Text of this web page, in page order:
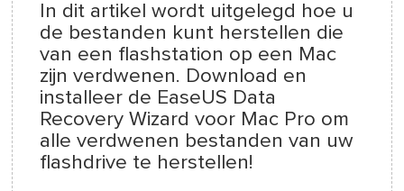
In dit artikel wordt uitgelegd hoe u
de bestanden kunt herstellen die
van een flashstation op een Mac
zijn verdwenen. Download en
installeer de EaseUS Data
Recovery Wizard voor Mac Pro om
alle verdwenen bestanden van uw
flashdrive te herstellen!